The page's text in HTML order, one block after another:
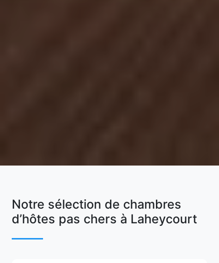
Notre sélection de chambres
d’hôtes pas chers à Laheycourt